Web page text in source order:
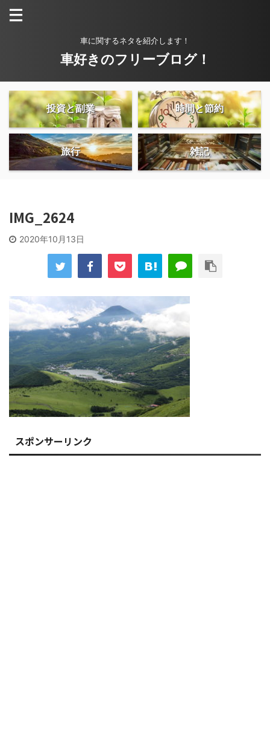
車に関するネタを紹介します！
車好きのフリーブログ！
投資と副業 時間と節約
旅行 雑記
IMG_2624
2020年10月13日
スポンサーリンク